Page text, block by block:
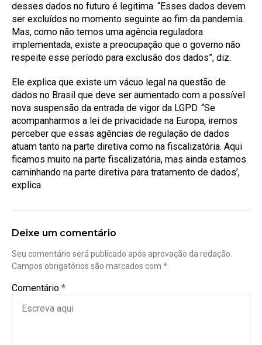
desses dados no futuro é legitima. “Esses dados devem
ser excluídos no momento seguinte ao fim da pandemia.
Mas, como não temos uma agência reguladora
implementada, existe a preocupação que o governo não
respeite esse período para exclusão dos dados”, diz.
Ele explica que existe um vácuo legal na questão de
dados no Brasil que deve ser aumentado com a possível
nova suspensão da entrada de vigor da LGPD. “Se
acompanharmos a lei de privacidade na Europa, iremos
perceber que essas agências de regulação de dados
atuam tanto na parte diretiva como na fiscalizatória. Aqui
ficamos muito na parte fiscalizatória, mas ainda estamos
caminhando na parte diretiva para tratamento de dados’,
explica.
Deixe um comentário
Seu comentário será publicado após aprovação da redação.
Campos obrigatórios são marcados com *.
Comentário *